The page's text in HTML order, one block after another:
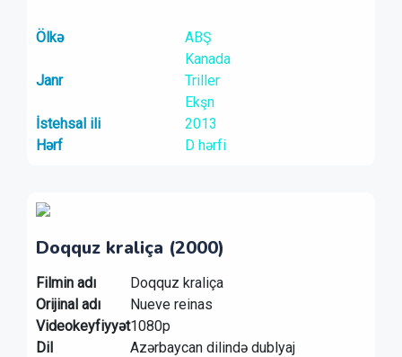
Ölkə
ABŞ
Kanada
Janr
Triller
Ekşn
İstehsal ili
2013
Hərf
D hərfi
Doqquz kraliça (2000)
Filmin adı
Doqquz kraliça
Orijinal adı
Nueve reinas
Videokeyfiyyət1080p
Dil
Azərbaycan dilində dublyaj